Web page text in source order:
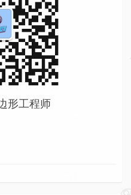
形工程师